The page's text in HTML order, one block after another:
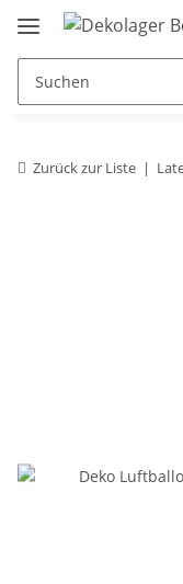
Zurück zur Liste